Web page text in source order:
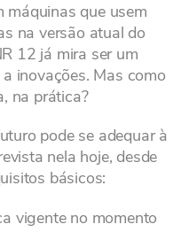
máquinas que usem
na versão atual do
12 já mira ser um
inovações. Mas como
na prática?
pode se adequar à
nela hoje, desde
básicos:
vigente no momento